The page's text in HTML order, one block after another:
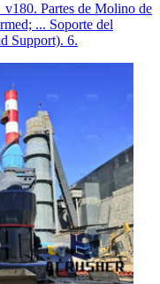
Partes de Molino de
... Soporte del
Support). 6.